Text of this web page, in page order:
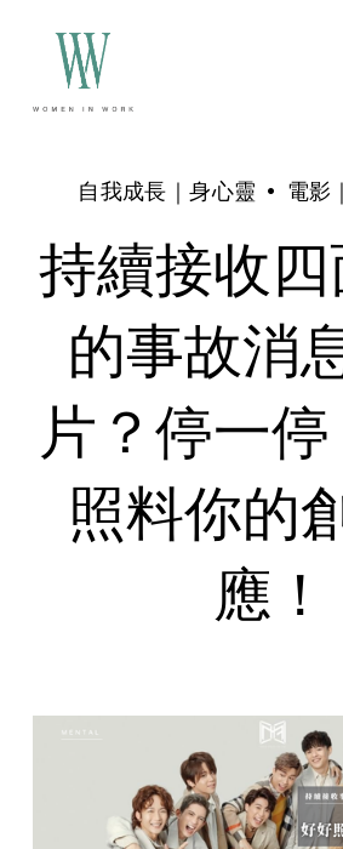
持續接收
的事故消
片？停一
照料你的
應！
自我成長｜身心靈 電影